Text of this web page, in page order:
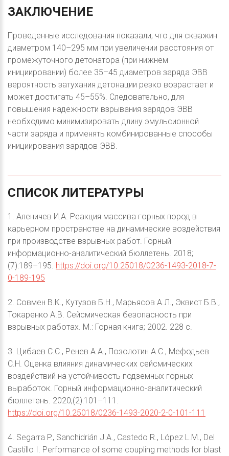
ЗАКЛЮЧЕНИЕ
Проведенные исследования показали, что для скважин
диаметром 140–295 мм при увеличении расстояния от
промежуточного детонатора (при нижнем
инициировании) более 35–45 диаметров заряда ЭВВ
вероятность затухания детонации резко возрастает и
может достигать 45–55%. Следовательно, для
повышения надежности взрывания зарядов ЭВВ
необходимо минимизировать длину эмульсионной
части заряда и применять комбинированные способы
инициирования зарядов ЭВВ.
СПИСОК ЛИТЕРАТУРЫ
1. Аленичев И.А. Реакция массива горных пород в
карьерном пространстве на динамические воздействия
при производстве взрывных работ. Горный
информационно-аналитический бюллетень. 2018;
(7):189–195. https://doi.org/10.25018/0236-1493-2018-7-
0-189-195
2. Совмен В.К., Кутузов Б.Н., Марьясов А.Л., Эквист Б.В.,
Токаренко А.В. Сейсмическая безопасность при
взрывных работах. М.: Горная книга; 2002. 228 с.
3. Цибаев С.С., Ренев А.А., Позолотин А.С., Мефодьев
С.Н. Оценка влияния динамических сейсмических
воздействий на устойчивость подземных горных
выработок. Горный информационно-аналитический
бюллетень. 2020;(2):101–111.
https://doi.org/10.25018/0236-1493-2020-2-0-101-111
4. Segarra P., Sanchidrián J.A., Castedo R., López L.M., Del
Castillo I. Performance of some coupling methods for blast